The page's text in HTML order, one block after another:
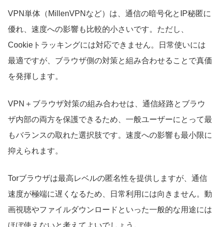
VPN単体（MillenVPNなど）は、通信の暗号化とIP秘匿に
優れ、速度への影響も比較的小さいです。ただし、
Cookieトラッキングには対応できません。日常使いには
最適ですが、ブラウザ側の対策と組み合わせることで真価
を発揮します。
VPN＋ブラウザ対策の組み合わせは、通信経路とブラウ
ザ内部の両方を保護できるため、一般ユーザーにとって最
もバランスの取れた選択肢です。速度への影響も最小限に
抑えられます。
Torブラウザは最高レベルの匿名性を提供しますが、通信
速度が極端に遅くなるため、日常利用には向きません。動
画視聴やファイルダウンロードといった一般的な用途には